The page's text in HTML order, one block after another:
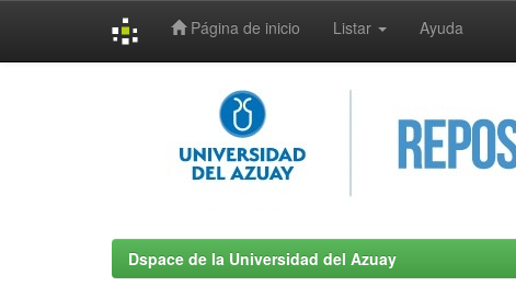
Página de inicio Listar Ayuda
Dspace de la Universidad del Azuay